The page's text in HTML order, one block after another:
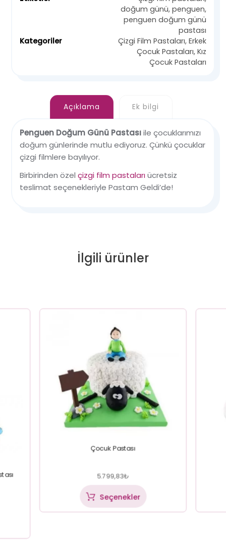
doğum günü, penguen,
penguen doğum günü
pastası
Kategoriler
Çizgi Film Pastaları, Erkek
Çocuk Pastaları, Kız
Çocuk Pastaları
Açıklama Ek bilgi
Penguen Doğum Günü Pastasıile çocuklarımızı
doğum günlerinde mutlu ediyoruz. Çünkü çocuklar
çizgi filmlere bayılıyor.
Birbirinden özelçizgi film pastalarıücretsiz
teslimat seçenekleriyle Pastam Geldi’de!
İlgili ürünler
Çocuk Pastası
5.799,83₺
Seçenekler